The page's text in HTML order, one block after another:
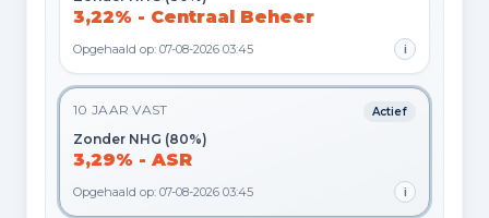
3,22% - Centraal Beheer
Opgehaald op: 07-08-2026 03:45 i
10 JAAR VAST Actief
Zonder NHG (80%)
3,29% - ASR
Opgehaald op: 07-08-2026 03:45 i